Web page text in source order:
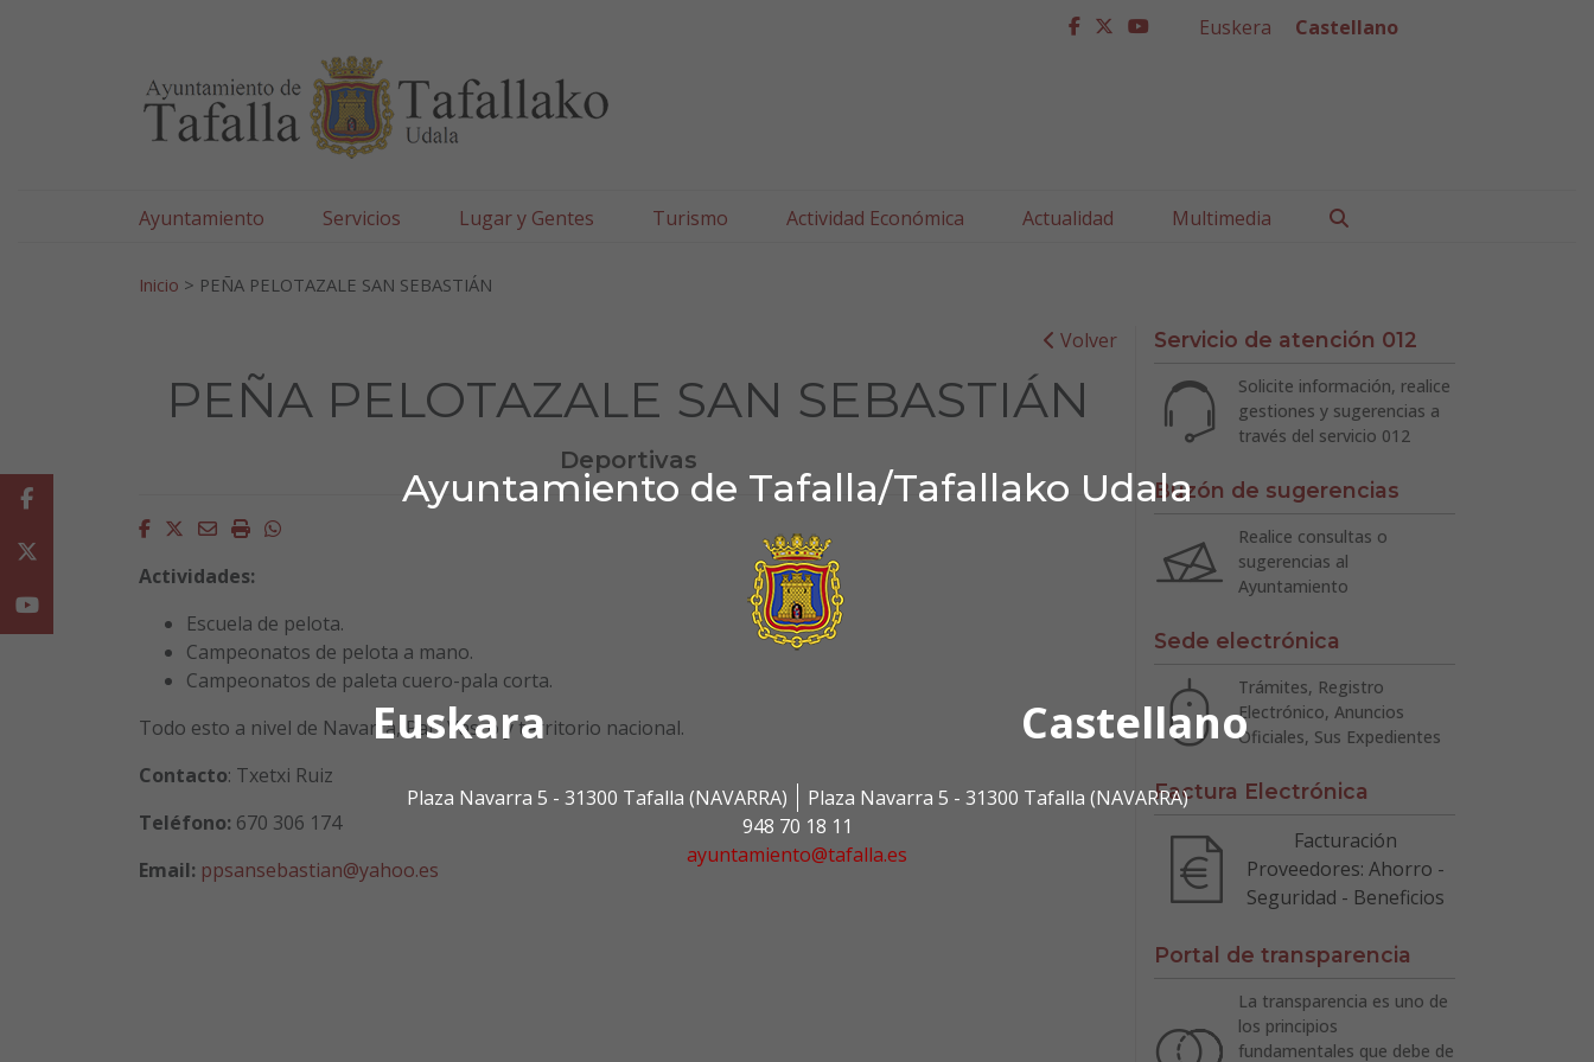
Ayuntamiento de Tafalla/Tafallako Udala
Euskara Castellano
Plaza Navarra 5 - 31300 Tafalla (NAVARRA)
Plaza Navarra 5 - 31300 Tafalla (NAVARRA)
948 70 18 11
ayuntamiento@tafalla.es
facebook
twitter
youtube
Euskera Castellano
Ayuntamiento Servicios Lugar y Gentes Turismo Actividad Económica Actualidad Multimedia
Inicio > PEÑA PELOTAZALE SAN SEBASTIÁN
Volver
PEÑA PELOTAZALE SAN SEBASTIÁN
Deportivas
Facebook
Twitter
EmailImprimirWhatsapp
Actividades:
Escuela de pelota.
Campeonatos de pelota a mano.
Campeonatos de paleta cuero-pala corta.
Todo esto a nivel de Navarra, País Vasco y territorio nacional.
Contacto: Txetxi Ruiz
Teléfono: 670 306 174
Email: ppsansebastian@yahoo.es
Servicio de atención 012
Solicite información, realice
gestiones y sugerencias a
través del servicio 012
Buzón de sugerencias
Realice consultas o
sugerencias al
Ayuntamiento
Sede electrónica
Trámites, Registro
Electrónico, Anuncios
Oficiales, Sus Expedientes
Factura Electrónica
Facturación
Proveedores: Ahorro -
Seguridad - Beneficios
Portal de transparencia
La transparencia es uno de
los principios
fundamentales que debe de
Facebook
Youtube